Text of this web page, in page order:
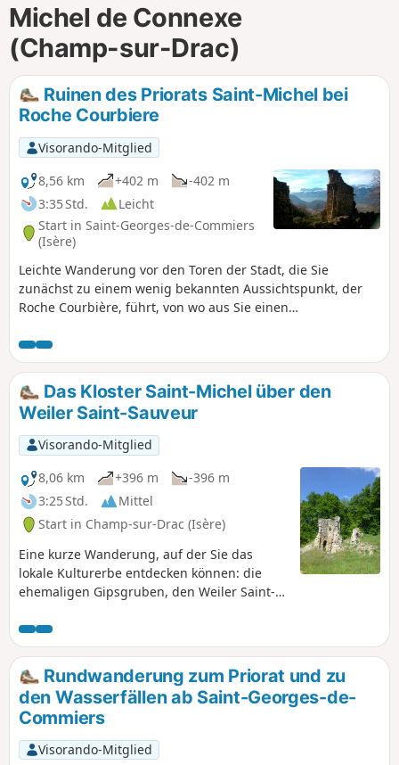
Michel de Connexe
(Champ-sur-Drac)
Ruinen des Priorats Saint-Michel bei
Roche Courbiere
Visorando-Mitglied
8,56 km
+402 m
-402 m
3:35 Std.
Leicht
Start in Saint-Georges-de-Commiers
(Isère)
Leichte Wanderung vor den Toren der Stadt, die Sie
zunächst zu einem wenig bekannten Aussichtspunkt, der
Roche Courbière, führt, von wo aus Sie einen
Großraum Grenoble und die umliegenden Berge wie den
Vercors und die Chartreuse genießen können.
Anschließend führt Sie die Route zu den Ruinen des
Priorats Saint-Michel de Connexe, dessen Bau auf das 11.
Jahrhundert zurückgeht.
Das Kloster Saint-Michel über den
Weiler Saint-Sauveur
Visorando-Mitglied
8,06 km
+396 m
-396 m
3:25 Std.
Mittel
Start in Champ-sur-Drac (Isère)
Eine kurze Wanderung, auf der Sie das
lokale Kulturerbe entdecken können: die
ehemaligen Gipsgruben, den Weiler Saint-
Michel. Außerdem bietet sie einen
atemberaubenden Blick auf das Drac-Tal,
den Vercors und den Großraum Grenoble.
Rundwanderung zum Priorat und zu
den Wasserfällen ab Saint-Georges-de-
Commiers
Visorando-Mitglied